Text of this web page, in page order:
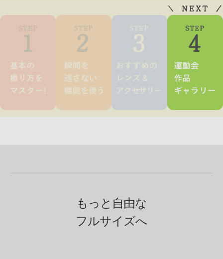
もっと自由な
フルサイズへ